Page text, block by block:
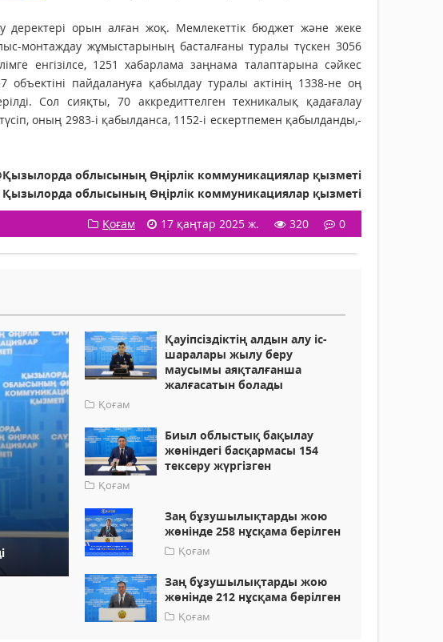
деректері орын алған жоқ. Мемлекеттік бюджет және жеке
монтаждау жұмыстарының басталғаны туралы түскен 3056
енгізілсе, 1251 хабарлама заңнама талаптарына сәйкес
объектіні пайдалануға қабылдау туралы актінің 1338-не оң
Сол сияқты, 70 аккредиттелген техникалық қадағалау
оның 2983-і қабылданса, 1152-і ескертпемен қабылданды,-
облысының Өңірлік коммуникациялар қызметі
облысының Өңірлік коммуникациялар қызметі
Қоғам
17 қаңтар 2025 ж. 320 0
Қауіпсіздіктің алдын алу іс-
шаралары жылу беру
маусымы аяқталғанша
жалғасатын болады
Қоғам
Биыл облыстық бақылау
жөніндегі басқармасы 154
тексеру жүргізген
Қоғам
Заң бұзушылықтарды жою
жөнінде 258 нұсқама берілген
Қоғам
Заң бұзушылықтарды жою
жөнінде 212 нұсқама берілген
Қоғам